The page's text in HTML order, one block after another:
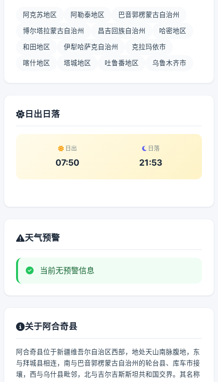
阿克苏地区 阿勒泰地区 巴音郭楞蒙古自治州
博尔塔拉蒙古自治州 昌吉回族自治州 哈密地区
和田地区 伊犁哈萨克自治州 克拉玛依市
喀什地区 塔城地区 吐鲁番地区 乌鲁木齐市
日出日落
日出
07:50
日落
21:53
天气预警
当前无预警信息
关于阿合奇县
阿合奇县位于新疆维吾尔自治区西部，地处天山南脉腹地，东
与拜城县相连，南与巴音郭楞蒙古自治州的轮台县、库车市接
壤，西与乌什县毗邻，北与吉尔吉斯斯坦共和国交界。其名称